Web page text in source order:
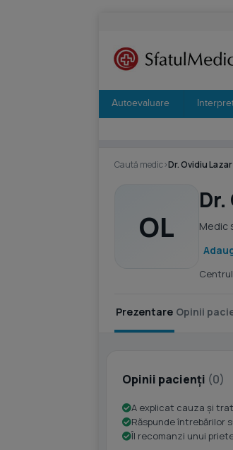
Autoevaluare
Caută medic›Dr. Ovidiu Lazar
OL
Dr.
Medic
Prezentare Opinii
Opinii pacienți (0)
A explicat cauza și
Răspunde întrebărilor
Îl recomanzi unui